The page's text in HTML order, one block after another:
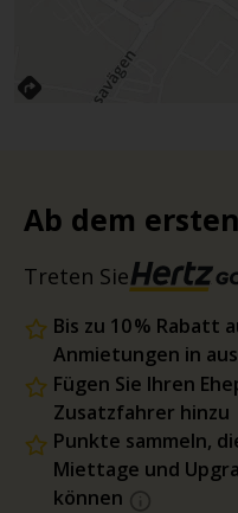
Ab dem
Treten Sie
Bis zu 10 % Rabatt
Anmietungen in
Fügen Sie Ihren
Zusatzfahrer hinzu
Punkte sammeln,
Miettage und
können